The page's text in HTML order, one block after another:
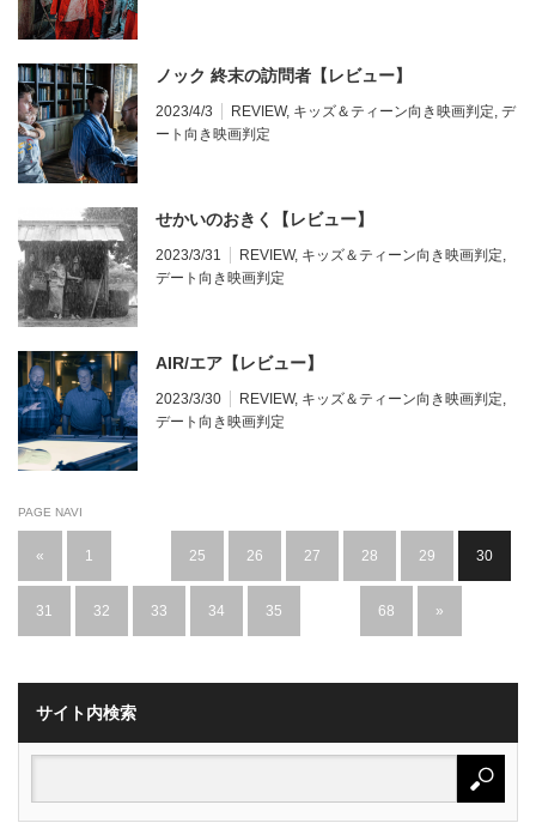
ノック 終末の訪問者【レビュー】
2023/4/3 REVIEW, キッズ＆ティーン向き映画判定 デ
ート向き映画判定
せかいのおきく【レビュー】
2023/3/31 REVIEW, キッズ＆ティーン向き映画判定
デート向き映画判定
AIR/エア【レビュー】
2023/3/30 REVIEW, キッズ＆ティーン向き映画判定
デート向き映画判定
PAGE NAVI
« 1 25 26 27 28 29 30
31 32 33 34 35 68 »
サイト内検索